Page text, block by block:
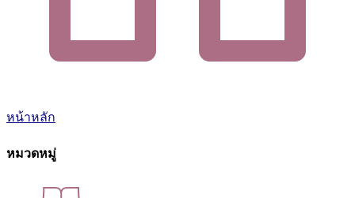
หน้าหลัก
หมวดหมู่